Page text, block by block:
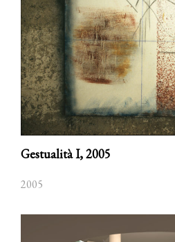
Gestualità I,2005
2005